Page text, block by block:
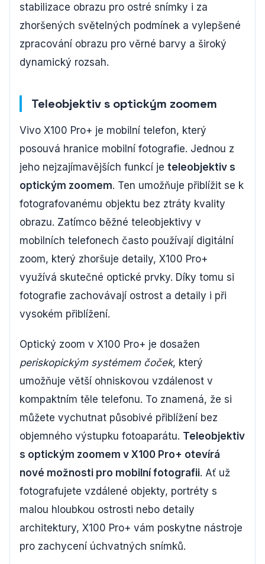
stabilizace obrazu pro ostré snímky i za
zhoršených světelných podmínek a vylepšené
zpracování obrazu pro věrné barvy a široký
dynamický rozsah.
Teleobjektiv s optickým zoomem
Vivo X100 Pro+ je mobilní telefon, který
posouvá hranice mobilní fotografie. Jednou z
jeho nejzajímavějších funkcí je teleobjektiv s
optickým zoomem. Ten umožňuje přiblížit se k
fotografovanému objektu bez ztráty kvality
obrazu. Zatímco běžné teleobjektivy v
mobilních telefonech často používají digitální
zoom, který zhoršuje detaily, X100 Pro+
využívá skutečné optické prvky. Díky tomu si
fotografie zachovávají ostrost a detaily i při
vysokém přiblížení.
Optický zoom v X100 Pro+ je dosažen
periskopickým systémem čoček, který
umožňuje větší ohniskovou vzdálenost v
kompaktním těle telefonu. To znamená, že si
můžete vychutnat působivé přiblížení bez
objemného výstupku fotoaparátu. Teleobjektiv
s optickým zoomem v X100 Pro+ otevírá
nové možnosti pro mobilní fotografii. Ať už
fotografujete vzdálené objekty, portréty s
malou hloubkou ostrosti nebo detaily
architektury, X100 Pro+ vám poskytne nástroje
pro zachycení úchvatných snímků.